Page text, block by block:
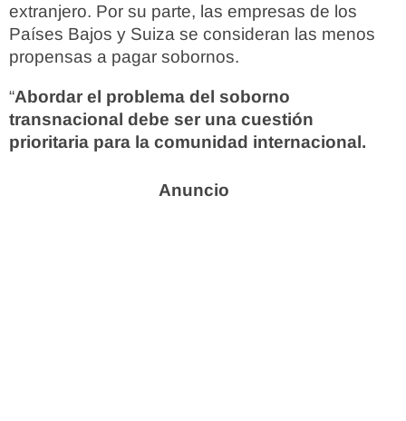
extranjero. Por su parte, las empresas de los
Países Bajos y Suiza se consideran las menos
propensas a pagar sobornos.
“Abordar el problema del soborno
transnacional debe ser una cuestión
prioritaria para la comunidad internacional.